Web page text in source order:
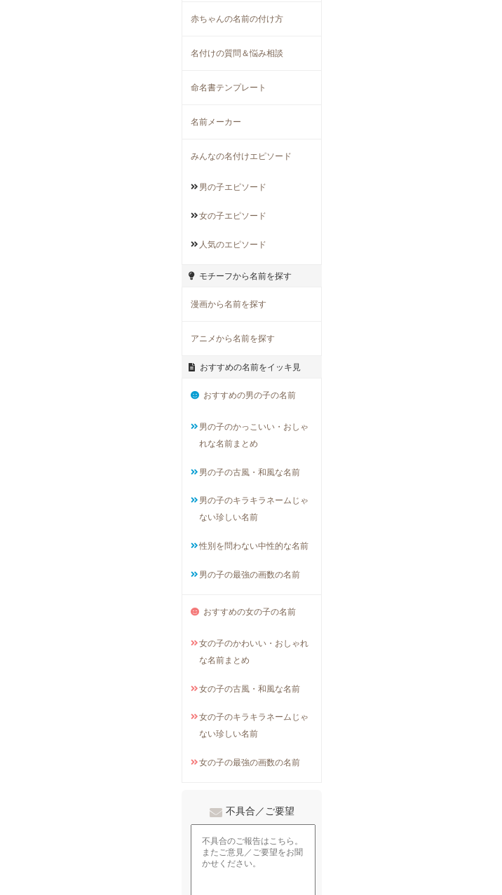
赤ちゃんの名前の付け方
名付けの質問＆悩み相談
命名書テンプレート
名前メーカー
みんなの名付けエピソード
男の子エピソード
女の子エピソード
人気のエピソード
モチーフから名前を探す
漫画から名前を探す
アニメから名前を探す
おすすめの名前をイッキ見
おすすめの男の子の名前
男の子のかっこいい・おしゃ
れな名前まとめ
男の子の古風・和風な名前
男の子のキラキラネームじゃ
ない珍しい名前
性別を問わない中性的な名前
男の子の最強の画数の名前
おすすめの女の子の名前
女の子のかわいい・おしゃれ
な名前まとめ
女の子の古風・和風な名前
女の子のキラキラネームじゃ
ない珍しい名前
女の子の最強の画数の名前
不具合／ご要望